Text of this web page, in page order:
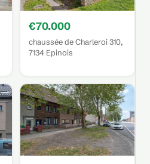
€70.000
chaussée de Charleroi 310,
7134 Epinois